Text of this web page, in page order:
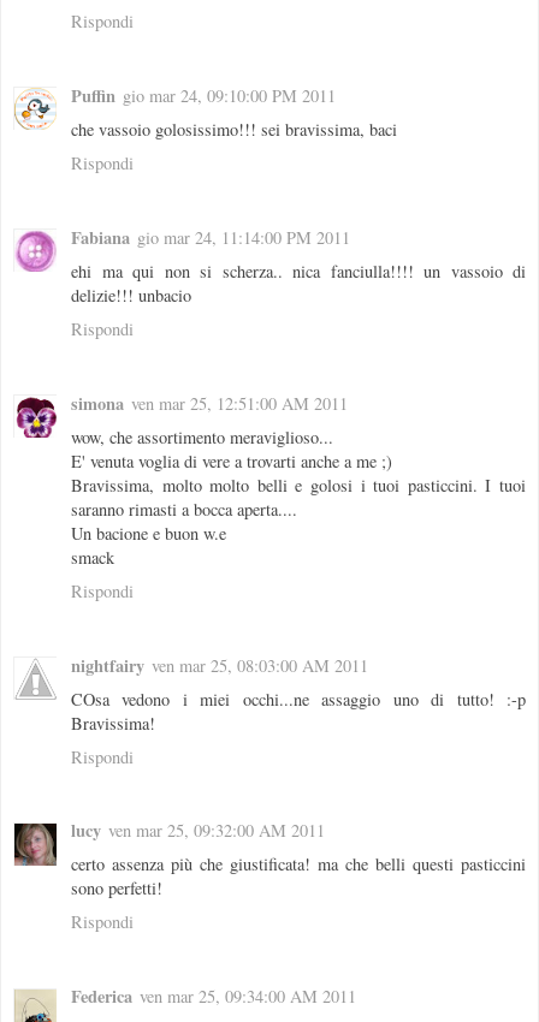
Rispondi
Puffin gio mar 24, 09:10:00 PM 2011
che vassoio golosissimo!!! sei bravissima, baci
Rispondi
Fabiana gio mar 24, 11:14:00 PM 2011
ehi ma qui non si scherza.. nica fanciulla!!!! un vassoio di
delizie!!! unbacio
Rispondi
simona ven mar 25, 12:51:00 AM 2011
wow, che assortimento meraviglioso...
E' venuta voglia di vere a trovarti anche a me ;)
Bravissima, molto molto belli e golosi i tuoi pasticcini. I tuoi
saranno rimasti a bocca aperta....
Un bacione e buon w.e
smack
Rispondi
nightfairy ven mar 25, 08:03:00 AM 2011
COsa vedono i miei occhi...ne assaggio uno di tutto! :-p
Bravissima!
Rispondi
lucy ven mar 25, 09:32:00 AM 2011
certo assenza più che giustificata! ma che belli questi pasticcini
sono perfetti!
Rispondi
Federica ven mar 25, 09:34:00 AM 2011